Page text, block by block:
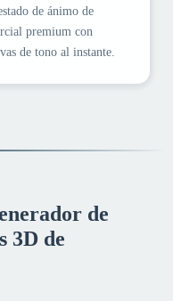
de ánimo de
premium con
de tono al instante.
de
3D de